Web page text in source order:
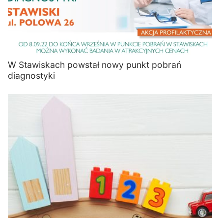
W Stawiskach powstał nowy punkt pobrań
diagnostyki